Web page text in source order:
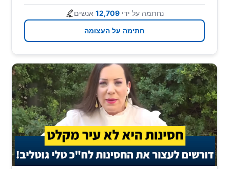
נחתמה על ידי 12,709 אנשים
חתימה על העצומה